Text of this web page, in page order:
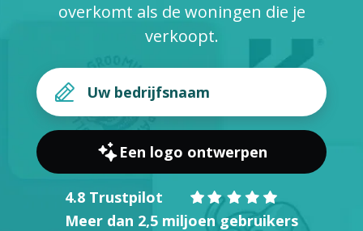
INLOGGEN
overkomt als de woningen die je
verkoopt.
Een logo ontwerpen
4.8 Trustpilot
Meer dan 2,5 miljoen gebruikers